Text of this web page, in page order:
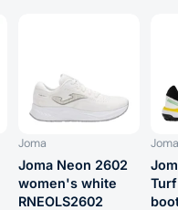
Joma
Joma Neon 2602
women's white
RNEOLS2602
Joma